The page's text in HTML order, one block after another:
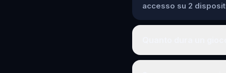
accesso su 2